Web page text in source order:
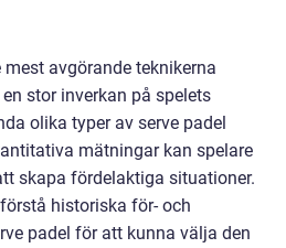
mest avgörande teknikerna
stor inverkan på spelets
olika typer av serve padel
mätningar kan spelare
skapa fördelaktiga situationer.
historiska för- och
padel för att kunna välja den